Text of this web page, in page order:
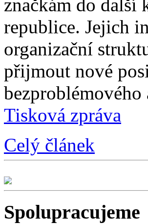
značkám do další
republice. Jejich
organizační
přijmout nové
Tisková zpráva
Celý článek
Spolupracujeme